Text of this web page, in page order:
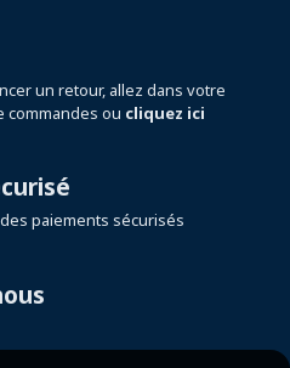
un retour, allez dans votre
commandes ou cliquez ici
paiements sécurisés